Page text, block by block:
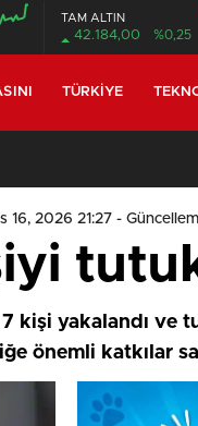
TAM ALTIN
42.184,00 %0,25
TÜRKIYE
16, 2026 21:27 -
kişi yakalandı ve
önemli katkılar